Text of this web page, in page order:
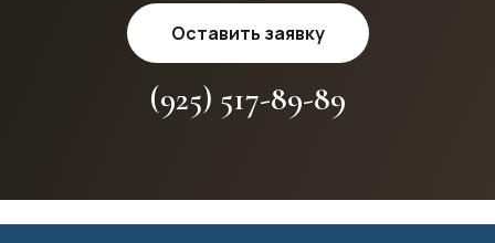
Оставить заявку
(925) 517-89-89